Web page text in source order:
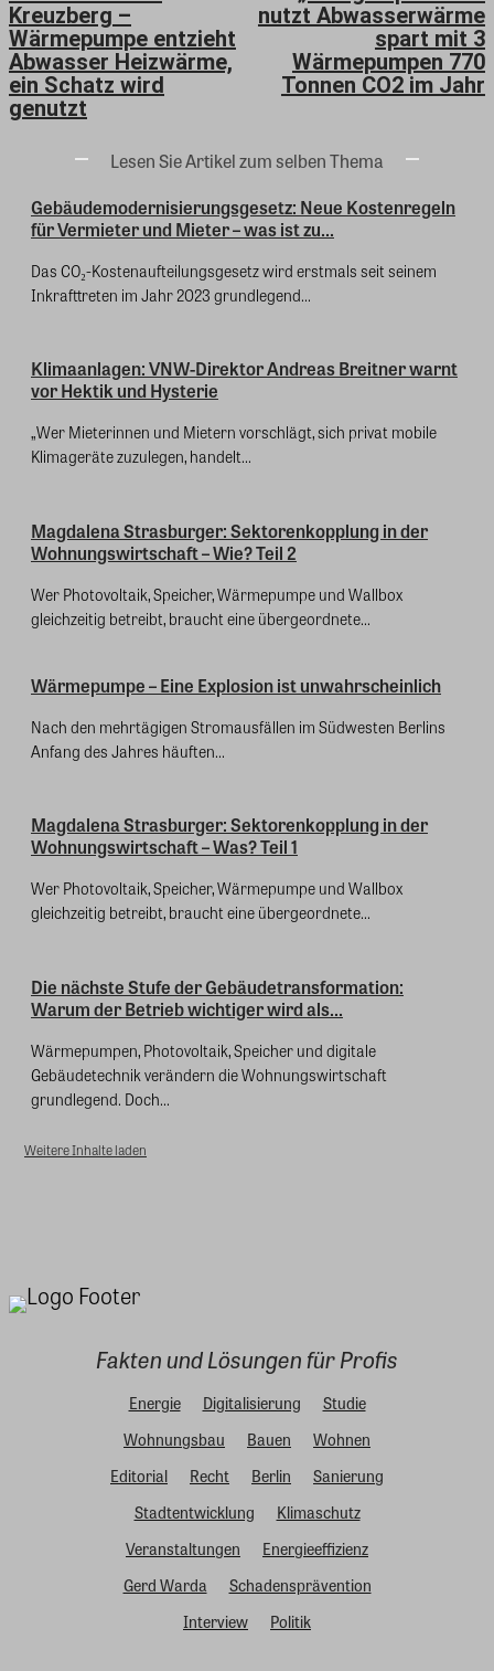
Kreuzberg –
Wärmepumpe entzieht
Abwasser Heizwärme,
ein Schatz wird
genutzt
nutzt Abwasserwärme
spart mit 3
Wärmepumpen 770
Tonnen CO2 im Jahr
Lesen Sie Artikel zum selben Thema
Gebäudemodernisierungsgesetz: Neue Kostenregeln
für Vermieter und Mieter – was ist zu...
Das CO₂-Kostenaufteilungsgesetz wird erstmals seit seinem
Inkrafttreten im Jahr 2023 grundlegend...
Klimaanlagen: VNW-Direktor Andreas Breitner warnt
vor Hektik und Hysterie
„Wer Mieterinnen und Mietern vorschlägt, sich privat mobile
Klimageräte zuzulegen, handelt...
Magdalena Strasburger: Sektorenkopplung in der
Wohnungswirtschaft – Wie? Teil 2
Wer Photovoltaik, Speicher, Wärmepumpe und Wallbox
gleichzeitig betreibt, braucht eine übergeordnete...
Wärmepumpe – Eine Explosion ist unwahrscheinlich
Nach den mehrtägigen Stromausfällen im Südwesten Berlins
Anfang des Jahres häuften...
Magdalena Strasburger: Sektorenkopplung in der
Wohnungswirtschaft – Was? Teil 1
Wer Photovoltaik, Speicher, Wärmepumpe und Wallbox
gleichzeitig betreibt, braucht eine übergeordnete...
Die nächste Stufe der Gebäudetransformation:
Warum der Betrieb wichtiger wird als...
Wärmepumpen, Photovoltaik, Speicher und digitale
Gebäudetechnik verändern die Wohnungswirtschaft
grundlegend. Doch...
Weitere Inhalte laden
Fakten und Lösungen für Profis
Energie Digitalisierung
Studie
Wohnungsbau
Bauen
Wohnen
Editorial
Recht Berlin
Sanierung
Stadtentwicklung
Klimaschutz
Veranstaltungen
Energieeffizienz
Gerd Warda
Schadensprävention
Interview
Politik